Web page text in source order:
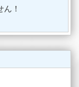
！